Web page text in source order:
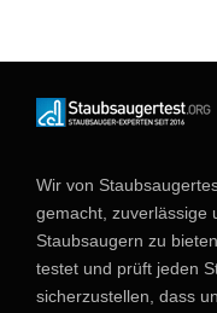
Wir von
gemacht, zuverlässige
Staubsaugern zu
testet und prüft jeden
sicherzustellen, dass